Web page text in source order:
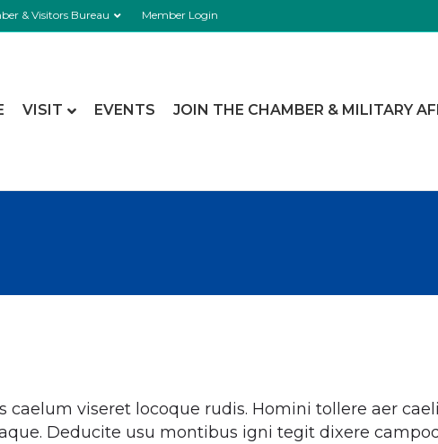
& Visitors Bureau Member Login
VISIT EVENTS JOIN THE CHAMBER & MILITARY
viseret locoque rudis. Homini tollere aer
Deducite usu montibus igni tegit dixere